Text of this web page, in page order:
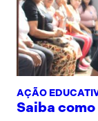
AÇÃO
Saiba